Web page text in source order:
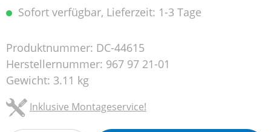
Sofort verfügbar, Lieferzeit: 1-3 Tage
Produktnummer: DC-44615
Herstellernummer: 967 97 21-01
Gewicht: 3.11 kg
Inklusive Montageservice!